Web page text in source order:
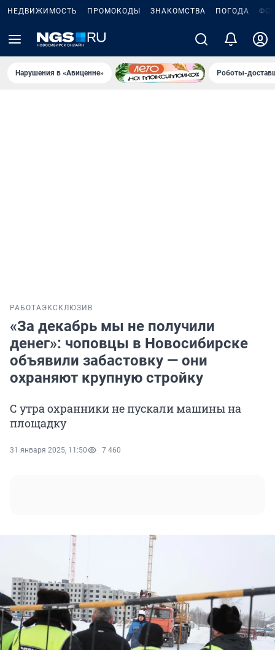
НЕДВИЖИМОСТЬ ПРОМОКОДЫ ЗНАКОМСТВА ПОГОДА
Нарушения в «Авиценне» Роботы-
РАБОТАЭКСКЛЮЗИВ
«За декабрь мы не получили
денег»: чоповцы в Новосибирске
объявили забастовку — они
охраняют крупную стройку
С утра охранники не пускали машины на
площадку
31 января 2025, 11:50 7 460